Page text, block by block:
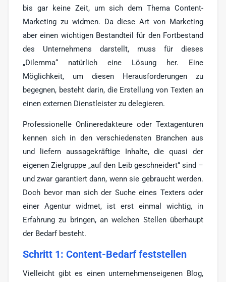
bis gar keine Zeit, um sich dem Thema Content-
Marketing zu widmen. Da diese Art von Marketing
aber einen wichtigen Bestandteil für den Fortbestand
des Unternehmens darstellt, muss für dieses
„Dilemma“ natürlich eine Lösung her. Eine
Möglichkeit, um diesen Herausforderungen zu
begegnen, besteht darin, die Erstellung von Texten an
einen externen Dienstleister zu delegieren.
Professionelle Onlineredakteure oder Textagenturen
kennen sich in den verschiedensten Branchen aus
und liefern aussagekräftige Inhalte, die quasi der
eigenen Zielgruppe „auf den Leib geschneidert“ sind –
und zwar garantiert dann, wenn sie gebraucht werden.
Doch bevor man sich der Suche eines Texters oder
einer Agentur widmet, ist erst einmal wichtig, in
Erfahrung zu bringen, an welchen Stellen überhaupt
der Bedarf besteht.
Schritt 1: Content-Bedarf feststellen
Vielleicht gibt es einen unternehmenseigenen Blog,